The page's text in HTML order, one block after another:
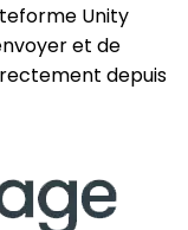
Unity
et de
depuis